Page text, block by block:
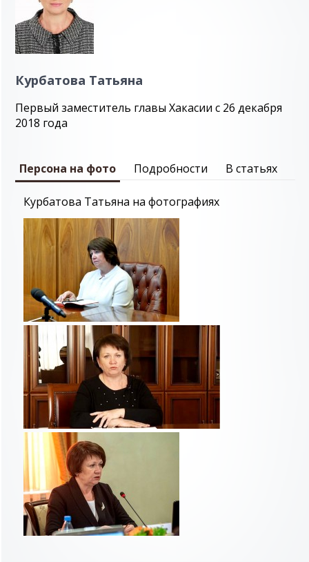
Курбатова Татьяна
Первый заместитель главы Хакасии с 26 декабря
2018 года
Персона на фото Подробности В статьях
Курбатова Татьяна на фотографиях